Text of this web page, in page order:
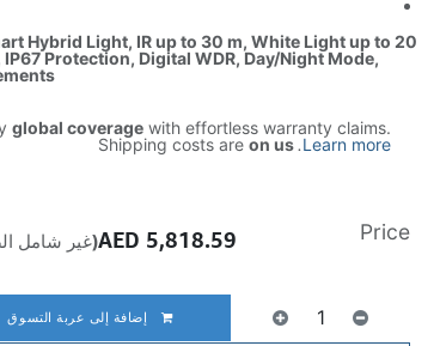
Hybrid Light, IR up to 30 m, White Light up to 20
Protection, Digital WDR, Day/Night Mode,
global coverage with effortless warranty claims.
Shipping costs areon us.Learn more
إضافة إلى عربة التسوق
Price
5,818.59 (غير شامل